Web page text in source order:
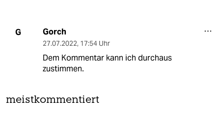
G Gorch
27.07.2022, 17:54 Uhr
Dem Kommentar kann ich durchaus
zustimmen.
meistkommentiert